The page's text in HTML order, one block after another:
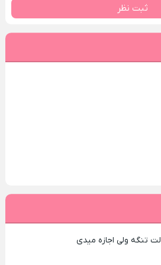
ثبت نظر
تنگه ولی اجازه میدی